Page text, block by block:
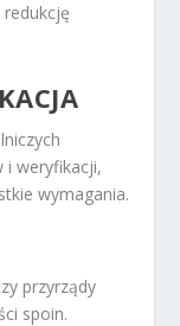
i weryfikacji,
wymagania.
przyrządy
spoin.